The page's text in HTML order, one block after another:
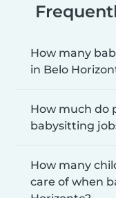
How many
in Belo
How much do
babysitting
How many
care of when